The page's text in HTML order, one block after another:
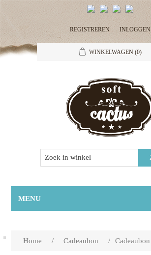
REGISTREREN INLOGGEN
WINKELWAGEN (0)
MENU
Home / Cadeaubon / Cadeaubon